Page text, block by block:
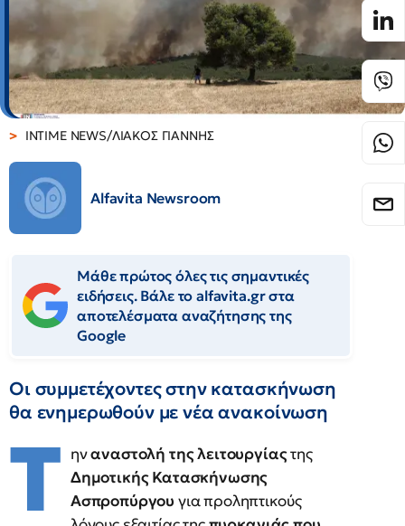
INTIME NEWS/ΛΙΑΚΟΣ ΓΙΑΝΝΗΣ
Alfavita Newsroom
Μάθε πρώτος όλες τις σημαντικές
ειδήσεις. Βάλε το alfavita.gr στα
αποτελέσματα αναζήτησης της
Google
Οι συμμετέχοντες στην κατασκήνωση
θα ενημερωθούν με νέα ανακοίνωση
Τ ηναναστολή της λειτουργίαςτης
Δημοτικής Κατασκήνωσης
Ασπροπύργου για προληπτικούς